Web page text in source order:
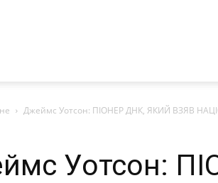
Джеймс Уотсон: ПІОНЕР ДНК, ЯКИЙ ВЗЯВ
Уотсон: